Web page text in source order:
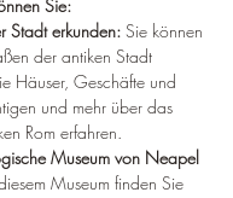
Sie:
Stadt erkunden: Sie können
der antiken Stadt
Häuser, Geschäfte und
und mehr über das
Rom erfahren.
Museum von Neapel
Museum finden Sie